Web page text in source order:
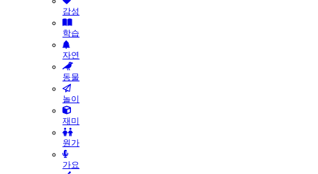
감성
학습
자연
동물
놀이
재미
원가
가요